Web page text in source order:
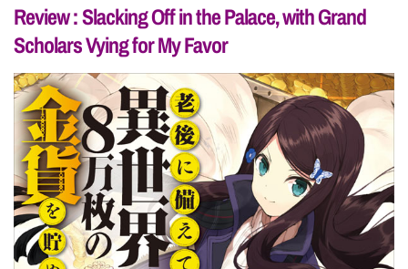
Review : Slacking Off in the Palace, with Grand
Scholars Vying for My Favor